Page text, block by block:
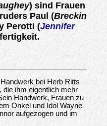
) sind Frauen
Paul (Breckin
Perotti (Jennifer
bei Herb Ritts
die ihm eigentlich mehr
Handwerk, Frauen zu
Onkel und Idol Wayne
aufgezogen und im